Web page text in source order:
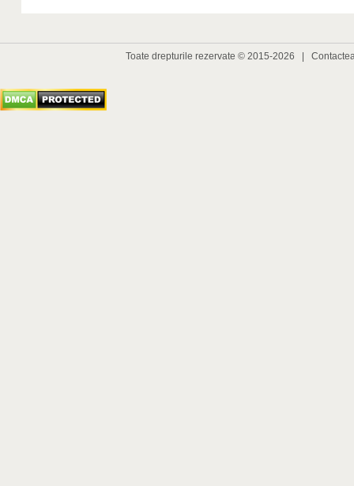
Toate drepturile rezervate © 2015-2026 |